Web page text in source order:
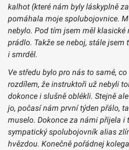
kalhot (které nám byly láskyplně
pomáhala moje spolubojovnice.
nebylo. Pod tím jsem měl klasické
prádlo. Takže se neboj, stále jsem
i smrděl.
Ve středu bylo pro nás to samé,
rozdílem, že instruktoři už nebyli
dokonce i slušně oblékli. Stejně
jo, počasí nám první týden přálo,
muselo. Dokonce za námi přijela i
sympatický spolubojovník alias
hvězdou. Konečně pořádnej